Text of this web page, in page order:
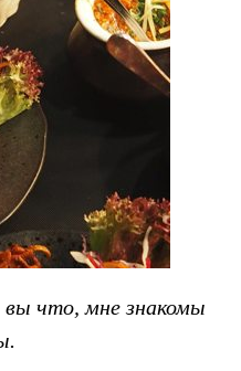
вы что, мне знакомы